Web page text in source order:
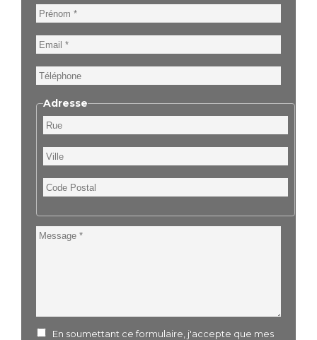
Prénom
Email
Téléphone
Adresse
Rue
Ville
Code
Postal
Message
En soumettant ce formulaire, j'accepte que mes